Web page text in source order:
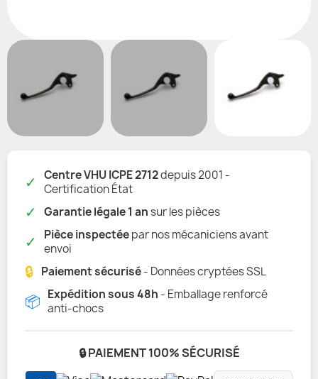
✓ Centre VHU ICPE 2712depuis 2001 -
Certification État
✓ Garantie légale 1 ansur les pièces
✓ Pièce inspectéepar nos mécaniciens avant
envoi
🔒 Paiement sécurisé- Données cryptées SSL
📦 Expédition sous 48h - Emballage renforcé
anti-chocs
🔒 PAIEMENT 100% SÉCURISÉ